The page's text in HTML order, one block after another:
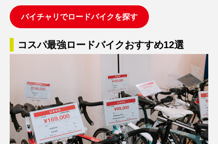
バイチャリでロードバイクを探す
コスパ最強ロードバイクおすすめ12選